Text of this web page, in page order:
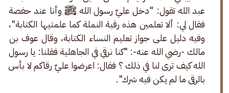
عبد الله تقول: "دخل عليّ رسول الله ﷺ وأنا عند حفصة
فقال لي: ألا تعلمين هذه رقية النملة كما علمتيها الكتابة"،
وفيه دليل على جواز تعليم النساء الكتابة، وقال عوف بن
مالك -رضي الله عنه-: "كنا نرقي في الجاهلية فقلنا: يا رسول
الله كيف ترى لنا في ذلك ؟ فقال: اعرضوا عليّ رقاكم لا بأس
بالرقى ما لم يكن فيه شرك".